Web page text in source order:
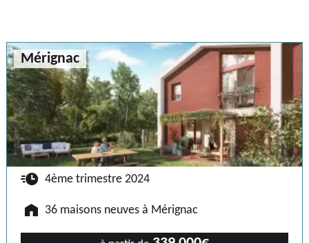
Mérignac
🕐 4ème trimestre 2024
🏠 36 maisons neuves à Mérignac